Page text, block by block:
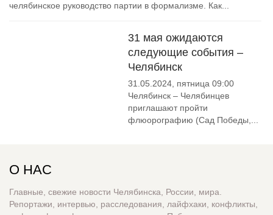
челябинское руководство партии в формализме. Как...
31 мая ожидаются
следующие события –
Челябинск
31.05.2024, пятница 09:00
Челябинск – Челябинцев
приглашают пройти
флюорографию (Сад Победы,...
О НАС
Главные, свежие новости Челябинска, России, мира.
Репортажи, интервью, расследования, лайфхаки, конфликты,